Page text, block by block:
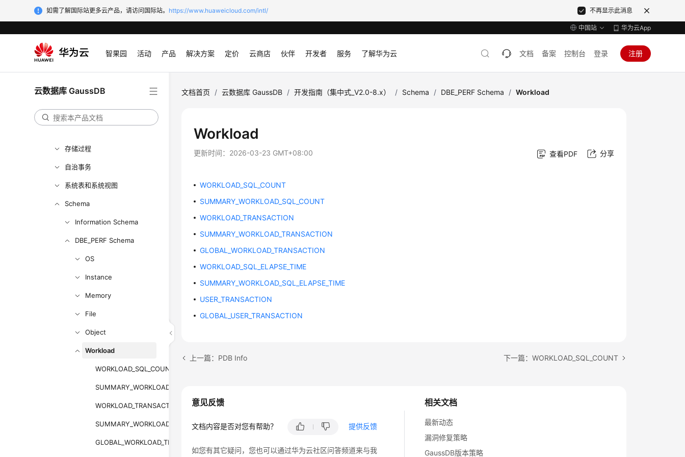
如需了解国际站更多云产品，请访问国际站。 https://www.huaweicloud.com/intl/ 不再显示此消息
中国站 华为云App
智果园 活动 产品 解决方案 定价 云商店 伙伴 开发者 服务 了解华为云 文档 备案 控制台 登录 注册
云数据库 GaussDB
数据库使用入门
应用程序开发教程
SQL调优指南
SQL参考
最佳实践
存储过程
自治事务
系统表和系统视图
Schema
Information Schema
DBE_PERF Schema
OS
Instance
Memory
File
Object
Workload
WORKLOAD_SQL_COUNT
SUMMARY_WORKLOAD_SQL_COUNT
WORKLOAD_TRANSACTION
SUMMARY_WORKLOAD_TRANSACTION
GLOBAL_WORKLOAD_TRANSACTION
文档首页 / 云数据库 GaussDB / 开发指南（集中式_V2.0-8.x） / Schema / DBE_PERF Schema / Workload
Workload
更新时间： 2026-03-23 GMT+08:00 查看PDF 分享
WORKLOAD_SQL_COUNT
SUMMARY_WORKLOAD_SQL_COUNT
WORKLOAD_TRANSACTION
SUMMARY_WORKLOAD_TRANSACTION
GLOBAL_WORKLOAD_TRANSACTION
WORKLOAD_SQL_ELAPSE_TIME
SUMMARY_WORKLOAD_SQL_ELAPSE_TIME
USER_TRANSACTION
GLOBAL_USER_TRANSACTION
上一篇：PDB Info 下一篇：WORKLOAD_SQL_COUNT
相关文档
最新动态
漏洞修复策略
GaussDB版本策略
意见反馈
文档内容是否对您有帮助？ 提供反馈
如您有其它疑问，您也可以通过华为云社区问答频道来与我